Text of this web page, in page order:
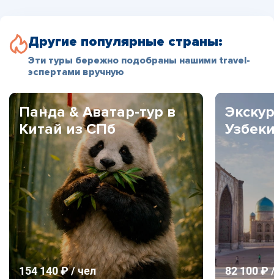
Другие популярные страны:
Эти туры бережно подобраны нашими travel-
эспертами вручную
Панда & Аватар-тур в
Китай из СПб
154 140 ₽ / чел 82 100 ₽